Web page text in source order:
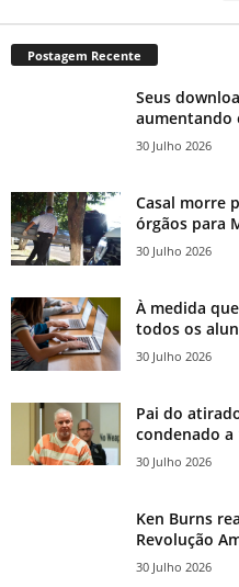
Postagem Recente
Seus
aumentando
30 Julho 2026
Casal morre
órgãos para
30 Julho 2026
À medida
todos os
30 Julho 2026
Pai do
condenado a
30 Julho 2026
Ken Burns
Revolução
30 Julho 2026